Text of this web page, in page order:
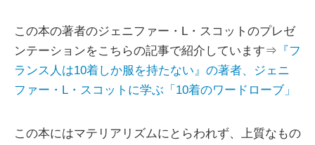
この本の著者のジェニファー・L・スコットのプレゼ
ンテーションをこちらの記事で紹介しています⇒ 『フ
ランス人は10着しか服を持たない』の著者、ジェニ
ファー・L・スコットに学ぶ「10着のワードローブ」
この本にはマテリアリズムにとらわれず、上質なもの